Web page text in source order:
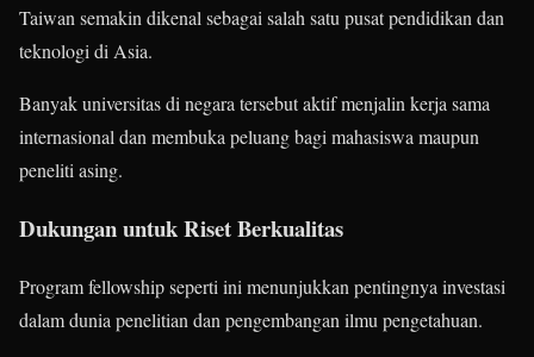
Taiwan semakin dikenal sebagai salah satu pusat pendidikan dan
teknologi di Asia.
Banyak universitas di negara tersebut aktif menjalin kerja sama
internasional dan membuka peluang bagi mahasiswa maupun
peneliti asing.
Dukungan untuk Riset Berkualitas
Program fellowship seperti ini menunjukkan pentingnya investasi
dalam dunia penelitian dan pengembangan ilmu pengetahuan.